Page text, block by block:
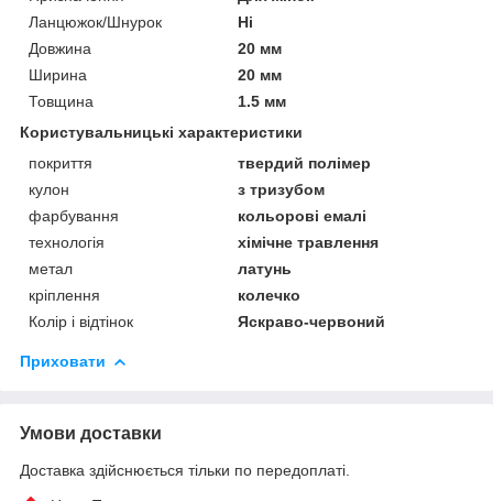
Ланцюжок/Шнурок
Ні
Довжина
20 мм
Ширина
20 мм
Товщина
1.5 мм
Користувальницькі характеристики
покриття
твердий полімер
кулон
з тризубом
фарбування
кольорові емалі
технологія
хімічне травлення
метал
латунь
кріплення
колечко
Колір і відтінок
Яскраво-червоний
Приховати
Умови доставки
Доставка здійснюється тільки по передоплаті.